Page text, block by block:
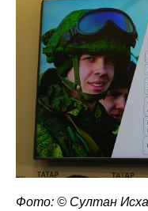
Фото: © Султан